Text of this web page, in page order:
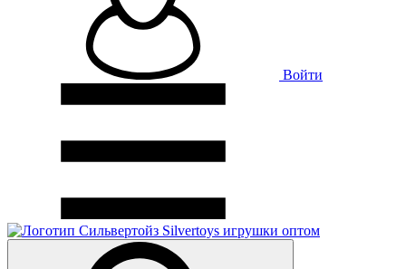
Войти